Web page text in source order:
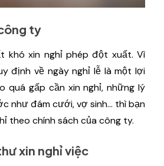
ty
khó xin nghỉ phép đột xuất. Vì
định về ngày nghỉ lễ là một lợi
quá gấp cần xin nghỉ, những lý
như đám cưới, vợ sinh… thì bạn
theo chính sách của công ty.
xin nghỉ việc